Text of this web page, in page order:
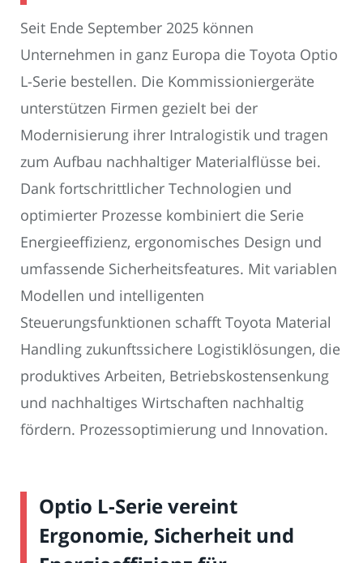
Seit Ende September 2025 können
Unternehmen in ganz Europa die Toyota Optio
L-Serie bestellen. Die Kommissioniergeräte
unterstützen Firmen gezielt bei der
Modernisierung ihrer Intralogistik und tragen
zum Aufbau nachhaltiger Materialflüsse bei.
Dank fortschrittlicher Technologien und
optimierter Prozesse kombiniert die Serie
Energieeffizienz, ergonomisches Design und
umfassende Sicherheitsfeatures. Mit variablen
Modellen und intelligenten
Steuerungsfunktionen schafft Toyota Material
Handling zukunftssichere Logistiklösungen, die
produktives Arbeiten, Betriebskostensenkung
und nachhaltiges Wirtschaften nachhaltig
fördern. Prozessoptimierung und Innovation.
Optio L-Serie vereint
Ergonomie, Sicherheit und